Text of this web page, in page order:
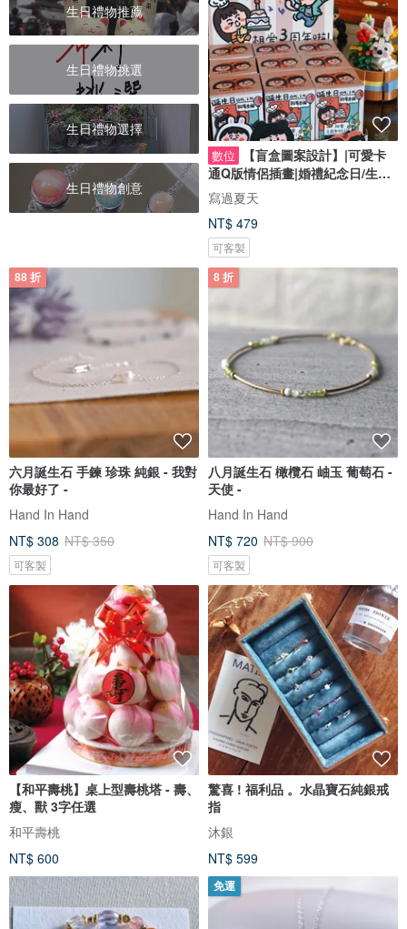
生日禮物推薦
生日禮物挑選
生日禮物選擇
生日禮物創意
數位
【盲盒圖案設計】|可愛卡
通Q版情侶插畫|婚禮紀念日/生日
禮物客製
寫過夏天
NT$ 479
可客製
88 折
六月誕生石 手鍊 珍珠 純銀 - 我對
你最好了 -
Hand In Hand
NT$ 308 NT$ 350
可客製
8 折
八月誕生石 橄欖石 岫玉 葡萄石 -
天使 -
Hand In Hand
NT$ 720 NT$ 900
可客製
【和平壽桃】桌上型壽桃塔 - 壽、
瘦、獸 3字任選
和平壽桃
NT$ 600
驚喜 ! 福利品 。水晶寶石純銀戒
指
沐銀
NT$ 599
免運